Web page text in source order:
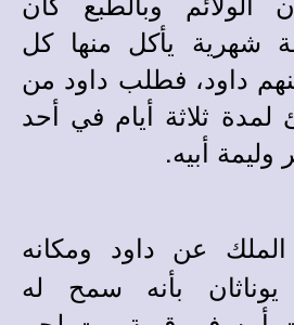
شهرية يأكل منها كل
داود، فطلب داود من
لمدة ثلاثة أيام في أحد
أبيه.
عن داود ومكانه
بأنه سمح له